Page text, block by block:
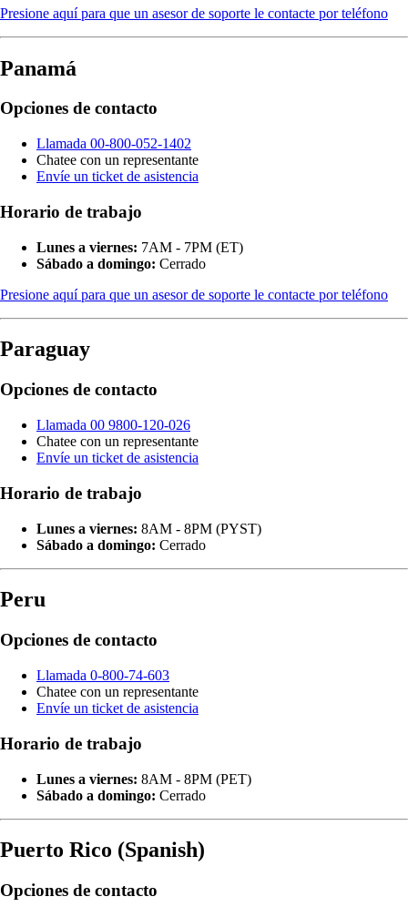
Presione aquí para que un asesor de soporte le contacte por teléfono
Panamá
Opciones de contacto
Llamada 00-800-052-1402
Chatee con un representante
Envíe un ticket de asistencia
Horario de trabajo
Lunes a viernes: 7AM - 7PM (ET)
Sábado a domingo: Cerrado
Presione aquí para que un asesor de soporte le contacte por teléfono
Paraguay
Opciones de contacto
Llamada 00 9800-120-026
Chatee con un representante
Envíe un ticket de asistencia
Horario de trabajo
Lunes a viernes: 8AM - 8PM (PYST)
Sábado a domingo: Cerrado
Peru
Opciones de contacto
Llamada 0-800-74-603
Chatee con un representante
Envíe un ticket de asistencia
Horario de trabajo
Lunes a viernes: 8AM - 8PM (PET)
Sábado a domingo: Cerrado
Puerto Rico (Spanish)
Opciones de contacto